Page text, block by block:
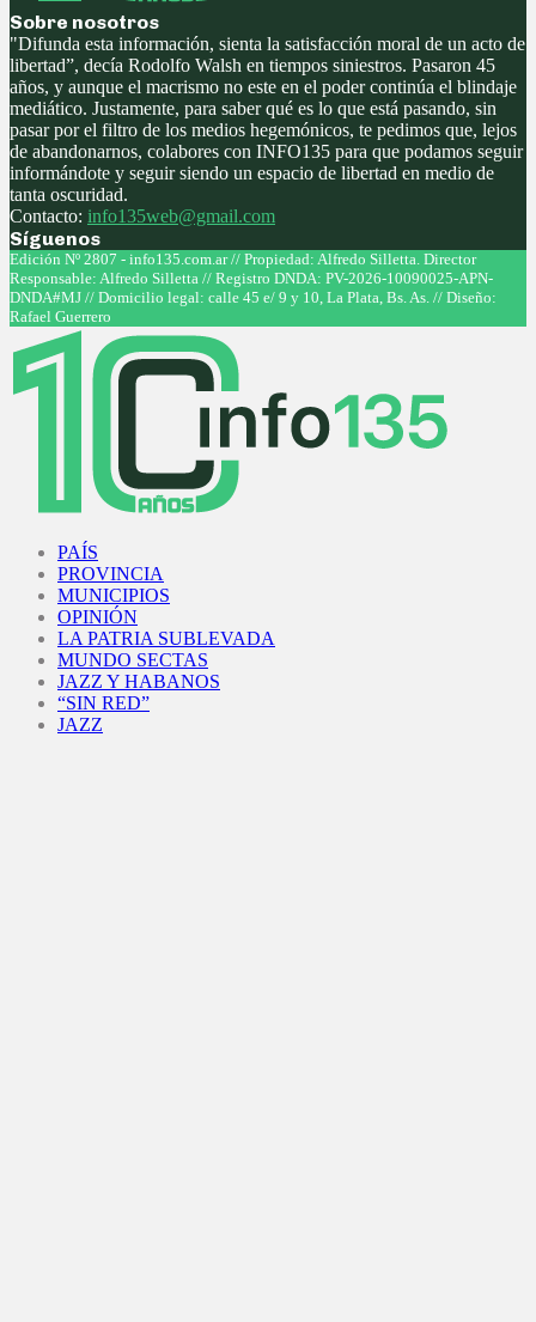
Sobre nosotros
"Difunda esta información, sienta la satisfacción moral de un acto de
libertad”, decía Rodolfo Walsh en tiempos siniestros. Pasaron 45
años, y aunque el macrismo no este en el poder continúa el blindaje
mediático. Justamente, para saber qué es lo que está pasando, sin
pasar por el filtro de los medios hegemónicos, te pedimos que, lejos
de abandonarnos, colabores con INFO135 para que podamos seguir
informándote y seguir siendo un espacio de libertad en medio de
tanta oscuridad.
Contacto: info135web@gmail.com
Síguenos
Facebook
Twitter
Instagram
Youtube
Edición Nº 2807 - info135.com.ar // Propiedad: Alfredo Silletta. Director
Responsable: Alfredo Silletta // Registro DNDA: PV-2026-10090025-APN-
DNDA#MJ // Domicilio legal: calle 45 e/ 9 y 10, La Plata, Bs. As. // Diseño:
Rafael Guerrero
PAÍS
PROVINCIA
MUNICIPIOS
OPINIÓN
LA PATRIA SUBLEVADA
MUNDO SECTAS
JAZZ Y HABANOS
“SIN RED”
JAZZ